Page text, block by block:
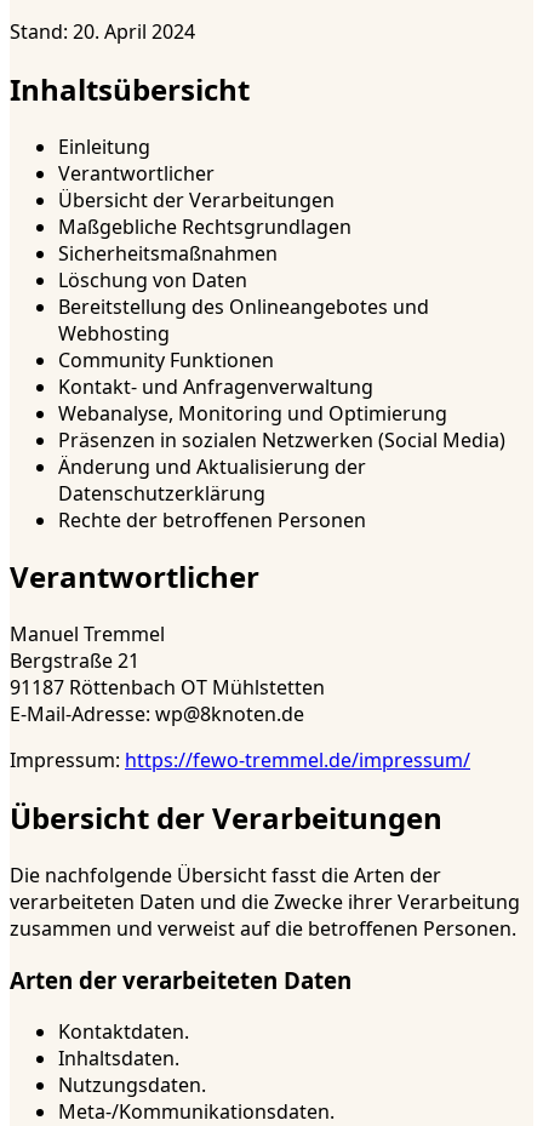
Stand: 20. April 2024
Inhaltsübersicht
Einleitung
Verantwortlicher
Übersicht der Verarbeitungen
Maßgebliche Rechtsgrundlagen
Sicherheitsmaßnahmen
Löschung von Daten
Bereitstellung des Onlineangebotes und
Webhosting
Community Funktionen
Kontakt- und Anfragenverwaltung
Webanalyse, Monitoring und Optimierung
Präsenzen in sozialen Netzwerken (Social Media)
Änderung und Aktualisierung der
Datenschutzerklärung
Rechte der betroffenen Personen
Verantwortlicher
Manuel Tremmel
Bergstraße 21
91187 Röttenbach OT Mühlstetten
E-Mail-Adresse: wp@8knoten.de
Impressum: https://fewo-tremmel.de/impressum/
Übersicht der Verarbeitungen
Die nachfolgende Übersicht fasst die Arten der
verarbeiteten Daten und die Zwecke ihrer Verarbeitung
zusammen und verweist auf die betroffenen Personen.
Arten der verarbeiteten Daten
Kontaktdaten.
Inhaltsdaten.
Nutzungsdaten.
Meta-/Kommunikationsdaten.